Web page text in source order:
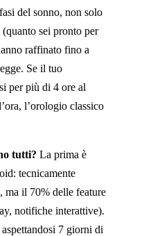
del sonno, non solo
sei pronto per
raffinato fino a
Se il tuo
per più di 4 ore al
l’orologio classico
tutti? La prima è
tecnicamente
ma il 70% delle feature
notifiche interattive).
7 giorni di